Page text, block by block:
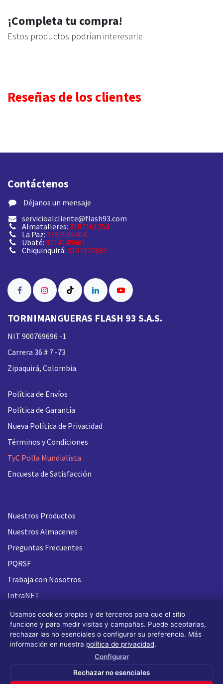
¡Completa tu compra!
Estos productos podrían interesarle
Reseñas de los clientes
Contáctenos
​ Déjanos un mensaje
servicioalcliente@flash93.com
Almatalleres: 3187161253
La Paz: 3183586404
Ubaté: 3114149661
Chiquinquirá: 3107122882
TORNIMANGUERAS FLASH 93 S.A.S.
NIT 900769696 -1
Carrera 36 # 7 -73
Zipaquirá, Colombia.
Política de Envíos
Política de Garantía
Nueva Política de Privacidad
Términos y Condiciones
TyC Polla Mundialista
Encuesta de Satisfacción
Nuestros Productos
Nuestros Almacenes
Preguntas Frecuentes
PQRSF
Trabaja con Nosotros
IntraNET
Usamos cookies propias y de terceros para que el sitio
funcione y para medir visitas y campañas. Puede aceptarlas,
rechazar las no esenciales o configurar su preferencia. Más
información en nuestra política de privacidad.
Configurar
Rechazar no esenciales